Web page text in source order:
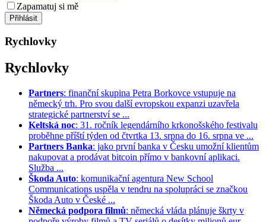
Zapamatuj si mě
Rychlovky
Rychlovky
Partners: finanční skupina Petra Borkovce vstupuje na
německý trh. Pro svou další evropskou expanzi uzavřela
strategické partnerství se ...
Keltská noc: 31. ročník legendárního krkonošského festivalu
proběhne příští týden od čtvrtka 13. srpna do 16. srpna ve ...
Partners Banka: jako první banka v Česku umožní klientům
nakupovat a prodávat bitcoin přímo v bankovní aplikaci.
Služba ...
Škoda Auto: komunikační agentura New School
Communications uspěla v tendru na spolupráci se značkou
Škoda Auto v České ...
Německá podpora filmů: německá vláda plánuje škrty v